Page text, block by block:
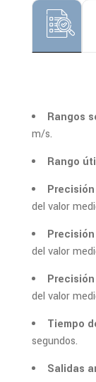
Rangos
m/s.
Rango
del valor
Precisión
del valor
del valor
Tiempo
segundos.
Salidas